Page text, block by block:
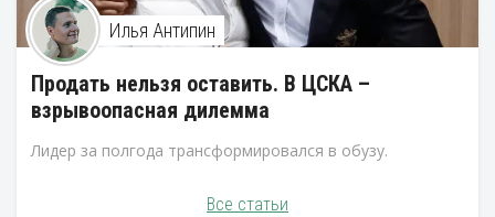
Илья Антипин
Продать нельзя оставить. В ЦСКА –
взрывоопасная дилемма
Лидер за полгода трансформировался в обузу.
Все статьи